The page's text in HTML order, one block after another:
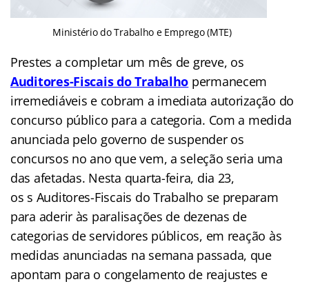
Ministério do Trabalho e Emprego (MTE)
Prestes a completar um mês de greve, os
Auditores-Fiscais do Trabalho permanecem
irremediáveis e cobram a imediata autorização do
concurso público para a categoria. Com a medida
anunciada pelo governo de suspender os
concursos no ano que vem, a seleção seria uma
das afetadas. Nesta quarta-feira, dia 23,
os s Auditores-Fiscais do Trabalho se preparam
para aderir às paralisações de dezenas de
categorias de servidores públicos, em reação às
medidas anunciadas na semana passada, que
apontam para o congelamento de reajustes e